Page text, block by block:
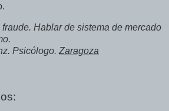
fraude. Hablar de sistema de mercado
.
. Psicólogo. Zaragoza